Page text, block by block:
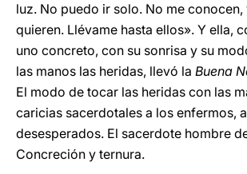
luz. No puedo ir solo. No me
quieren. Llévame hasta ellos». Y ella,
uno concreto, con su sonrisa y su
las manos las heridas, llevó la Buena
El modo de tocar las heridas con las
caricias sacerdotales a los enfermos,
desesperados. El sacerdote hombre
Concreción y ternura.